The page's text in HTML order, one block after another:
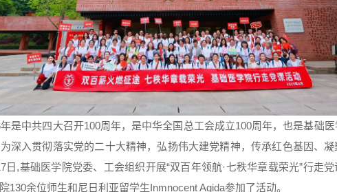
是中共四大召开100周年，是中华全国总工会成立100周年，也是基础
深入贯彻落实党的二十大精神，弘扬伟大建党精神，传承红色基因、凝
日,基础医学院党委、工会组织开展“双百年领航·七秩华章载荣光”行走党
130余位师生和尼日利亚留学生Inmnocent Agida参加了活动。